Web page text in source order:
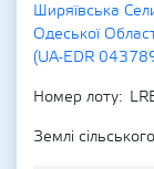
Ширяївська
Одеської
(UA-EDR
Номер лоту
Землі